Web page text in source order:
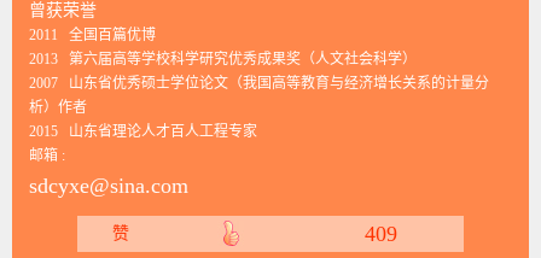
曾获荣誉
2011 全国百篇优博
2013 第六届高等学校科学研究优秀成果奖（人文社会科学）
2007 山东省优秀硕士学位论文（我国高等教育与经济增长关系的计量分
析）作者
2015 山东省理论人才百人工程专家
邮箱 :
sdcyxe@sina.com
赞 409